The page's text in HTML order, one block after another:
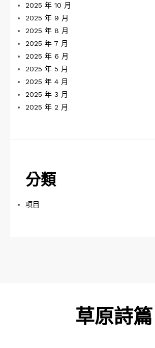
2025 年 10 月
2025 年 9 月
2025 年 8 月
2025 年 7 月
2025 年 6 月
2025 年 5 月
2025 年 4 月
2025 年 3 月
2025 年 2 月
分類
項目
草原詩篇